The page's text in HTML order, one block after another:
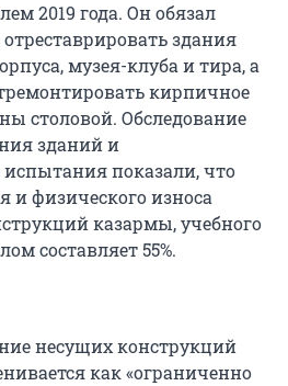
2019 года. Он обязал
здания
музея-клуба и тира, а
кирпичное
столовой. Обследование
зданий и
показали, что
и физического износа
казармы, учебного
составляет 55%.
несущих конструкций
как «ограниченно